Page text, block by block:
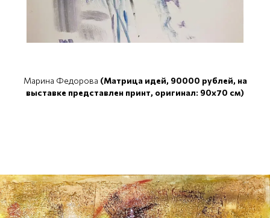
Марина Федорова (Матрица идей, 90000 рублей, на
выставке представлен принт, оригинал: 90x70 см)